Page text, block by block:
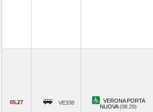
05.27 VE338
VERONA PORTA
NUOVA(08.29)